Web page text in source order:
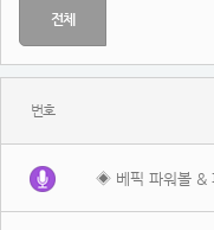
전체
번호
◈ 베픽 파워볼 &